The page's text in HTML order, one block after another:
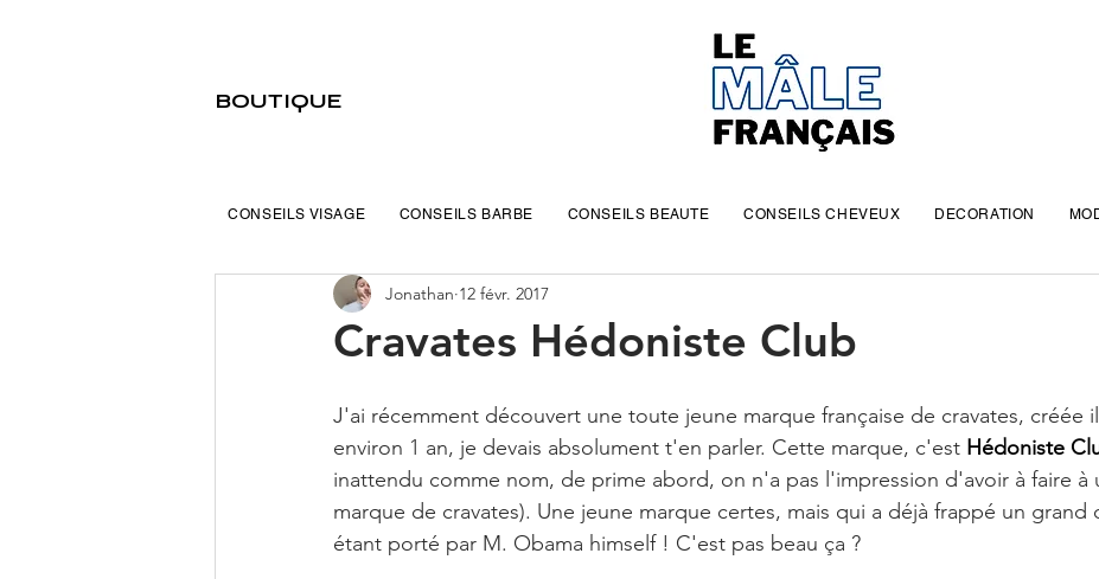
BOUTIQUE
Cravates Hédoniste Club
Jonathan 12 févr. 2017
J'ai récemment découvert une toute jeune marque française de cravates, créée
environ 1 an, je devais absolument t'en parler. Cette marque, c'est Hédoniste
inattendu comme nom, de prime abord, on n'a pas l'impression d'avoir à faire à
marque de cravates). Une jeune marque certes, mais qui a déjà frappé un grand
étant porté par M. Obama himself ! C'est pas beau ça ?
CONSEILS VISAGE CONSEILS BARBE CONSEILS BEAUTE CONSEILS CHEVEUX DECORATION